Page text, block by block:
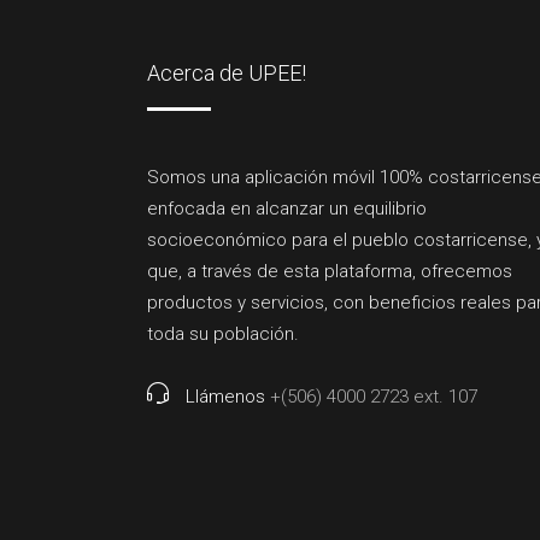
Acerca de UPEE!
Somos una aplicación móvil 100%
enfocada en alcanzar un equilibrio
socioeconómico para el pueblo costarricense,
que, a través de esta plataforma, ofrecemos
productos y servicios, con beneficios reales
toda su población.
Llámenos +(506) 4000 2723 ext. 107